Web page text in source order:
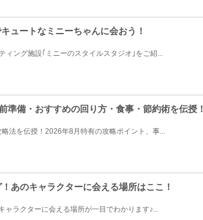
ュートなミニーちゃんに会おう！
ング施設｢ミニーのスタイルスタジオ｣をご紹...
準備・おすすめの回り方・食事・節約術を伝授！
法を伝授！2026年8月特有の攻略ポイント、事...
あのキャラクターに会える場所はここ！
ラクターに会える場所が一目でわかります♪...